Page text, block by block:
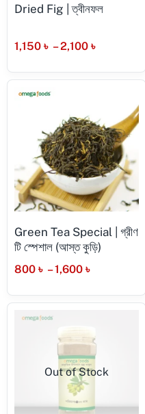
Dried Fig | ত্বীনফল
1,150 ৳ – 2,100 ৳
Green Tea Special | গ্রীণ
টি স্পেশাল (আস্ত কুড়ি)
800 ৳ – 1,600 ৳
Out of Stock